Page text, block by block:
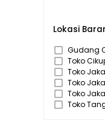
Lokasi
Gudang
Toko
Toko
Toko
Toko
Toko